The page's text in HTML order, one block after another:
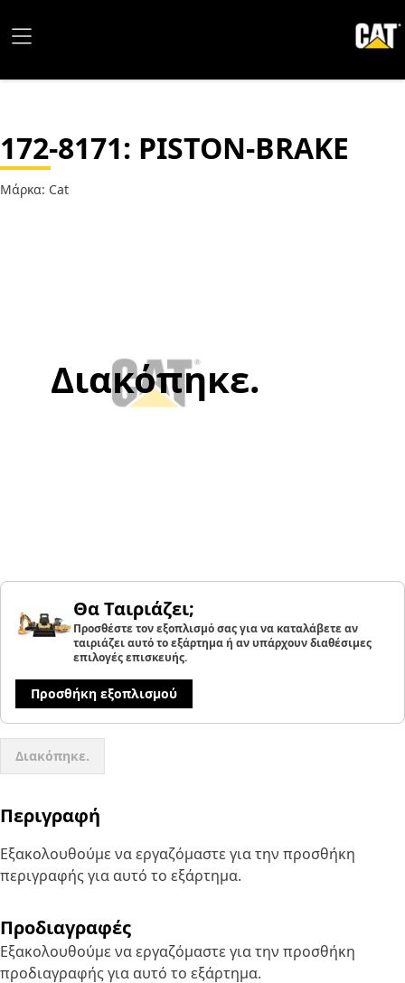
172-8171: PISTON-BRAKE
Μάρκα: Cat
Διακόπηκε.
Θα Ταιριάζει;
Προσθέστε τον εξοπλισμό σας για να καταλάβετε αν
ταιριάζει αυτό το εξάρτημα ή αν υπάρχουν διαθέσιμες
επιλογές επισκευής.
Προσθήκη εξοπλισμού
Διακόπηκε.
Περιγραφή
Εξακολουθούμε να εργαζόμαστε για την προσθήκη
περιγραφής για αυτό το εξάρτημα.
Προδιαγραφές
Εξακολουθούμε να εργαζόμαστε για την προσθήκη
προδιαγραφής για αυτό το εξάρτημα.